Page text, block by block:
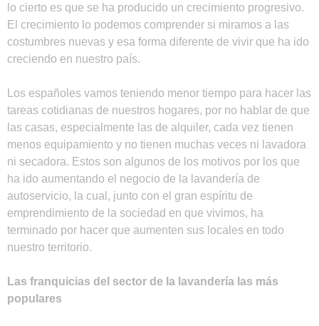
lo cierto es que se ha producido un crecimiento progresivo.
El crecimiento lo podemos comprender si miramos a las
costumbres nuevas y esa forma diferente de vivir que ha ido
creciendo en nuestro país.
Los españoles vamos teniendo menor tiempo para hacer las
tareas cotidianas de nuestros hogares, por no hablar de que
las casas, especialmente las de alquiler, cada vez tienen
menos equipamiento y no tienen muchas veces ni lavadora
ni secadora. Estos son algunos de los motivos por los que
ha ido aumentando el negocio de la lavandería de
autoservicio, la cual, junto con el gran espíritu de
emprendimiento de la sociedad en que vivimos, ha
terminado por hacer que aumenten sus locales en todo
nuestro territorio.
Las franquicias del sector de la lavandería las más
populares